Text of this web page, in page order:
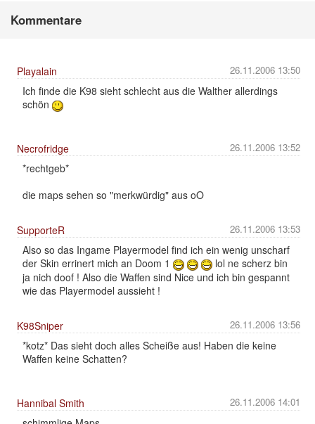
Kommentare
26.11.2006 13:50
Playalain
Ich finde die K98 sieht schlecht aus die Walther allerdings
schön
26.11.2006 13:52
Necrofridge
*rechtgeb*
die maps sehen so "merkwürdig" aus oO
26.11.2006 13:53
SupporteR
Also so das Ingame Playermodel find ich ein wenig unscharf
der Skin errinert mich an Doom 1
lol ne scherz bin
ja nich doof ! Also die Waffen sind Nice und ich bin gespannt
wie das Playermodel aussieht !
26.11.2006 13:56
K98Sniper
*kotz* Das sieht doch alles Scheiße aus! Haben die keine
Waffen keine Schatten?
26.11.2006 14:01
Hannibal Smith